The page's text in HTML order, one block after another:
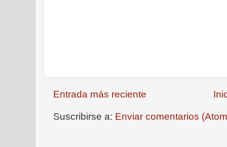
Entrada más reciente
Suscribirse a: Enviar comentarios